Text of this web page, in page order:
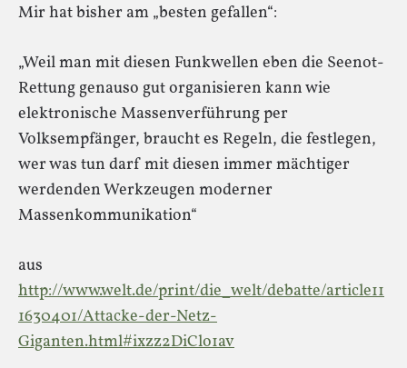
Mir hat bisher am „besten gefallen“:
„Weil man mit diesen Funkwellen eben die Seenot-
Rettung genauso gut organisieren kann wie
elektronische Massenverführung per
Volksempfänger, braucht es Regeln, die festlegen,
wer was tun darf mit diesen immer mächtiger
werdenden Werkzeugen moderner
Massenkommunikation“
aus
http://www.welt.de/print/die_welt/debatte/article11
1630401/Attacke-der-Netz-
Giganten.html#ixzz2DiClo1av